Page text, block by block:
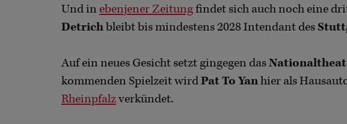
Und in ebenjener Zeitungfindet sich auch noch eine
Detrichbleibt bis mindestens 2028 Intendant des
Auf ein neues Gesicht setzt gingegen das
kommenden Spielzeit wirdPat To Yanhier als
Rheinpfalzverkündet.